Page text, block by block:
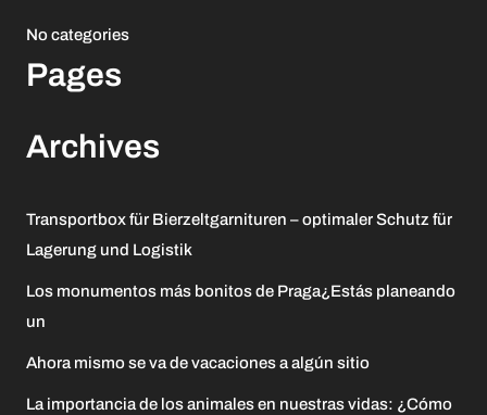
No categories
Pages
Archives
Transportbox für Bierzeltgarnituren – optimaler Schutz für
Lagerung und Logistik
Los monumentos más bonitos de Praga¿Estás planeando
un
Ahora mismo se va de vacaciones a algún sitio
La importancia de los animales en nuestras vidas: ¿Cómo